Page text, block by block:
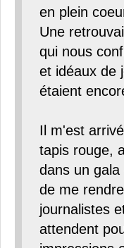
en plein
Une
qui nous
et idéaux de
étaient
Il m'est
tapis rouge,
dans un
de me
journalistes
attendent